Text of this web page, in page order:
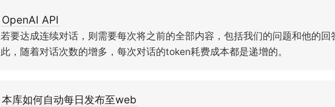
OpenAI API
若要达成连续对话，则需要每次将之前的全部内容，包括我们的问题和他的回
此，随着对话次数的增多，每次对话的token耗费成本都是递增的。
本库如何自动每日发布至web